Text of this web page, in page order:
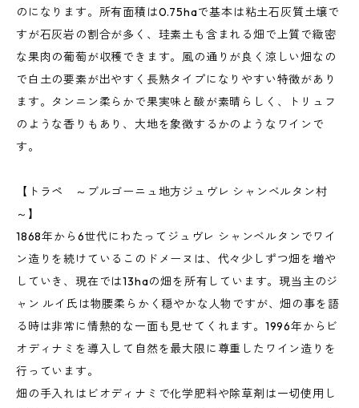
のになります。所有面積は0.75haで基本は粘土石灰質土壌で
すが石灰岩の割合が多く、珪素土も含まれる畑で上質で緻密
な果肉の葡萄が収穫できます。風の通りが良く涼しい畑なの
で白土の要素が出やすく長熟タイプになりやすい特徴があり
ます。タンニン柔らかで果実味と酸が素晴らしく、トリュフ
のような香りもあり、大地を象徴するかのようなワインで
す。
【トラペ ～ブルゴーニュ地方ジュヴレ シャンベルタン村
～】
1868年から6世代にわたってジュヴレ シャンベルタンでワイ
ン造りを続けているこのドメーヌは、代々少しずつ畑を増や
していき、現在では13haの畑を所有しています。現当主のジ
ャン ルイ氏は物腰柔らかく穏やかな人物ですが、畑の事を語
る時は非常に情熱的な一面も見せてくれます。1996年からビ
オディナミを導入して自然を最大限に尊重したワイン造りを
行っています。
畑の手入れはビオディナミで化学肥料や除草剤は一切使用し